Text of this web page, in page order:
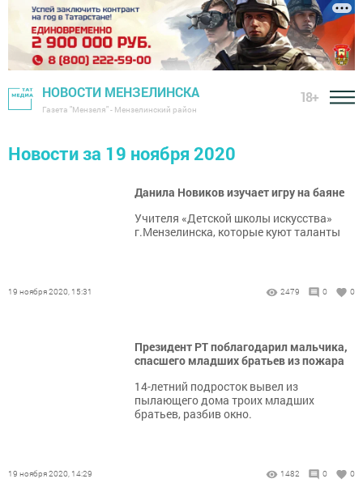
НОВОСТИ МЕНЗЕЛИНСКА
Газета "Мензеля" - Мензелинский район
18+
Новости за 19 ноября 2020
Данила Новиков изучает игру на баяне
Учителя «Детской школы искусства»
г.Мензелинска, которые куют таланты
19 ноября 2020, 15:31 2479 0 0
Президент РТ поблагодарил мальчика,
спасшего младших братьев из пожара
14-летний подросток вывел из
пылающего дома троих младших
братьев, разбив окно.
19 ноября 2020, 14:29 1482 0 0